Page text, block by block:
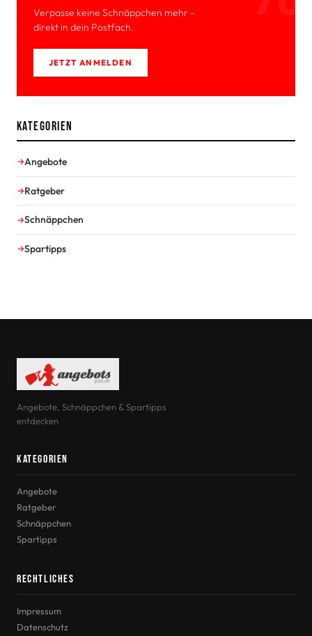
Verpasse keine Schnäppchen mehr –
direkt in dein Postfach.
JETZT ANMELDEN
Kategorien
Angebote
Ratgeber
Schnäppchen
Spartipps
Angebote, Schnäppchen & Spartipps
entdecken
Kategorien
Angebote
Ratgeber
Schnäppchen
Spartipps
Rechtliches
Impressum
Datenschutz